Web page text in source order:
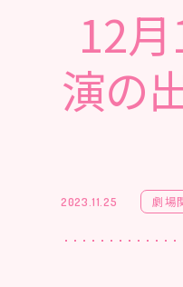
12
演の
2023.11.25 劇場